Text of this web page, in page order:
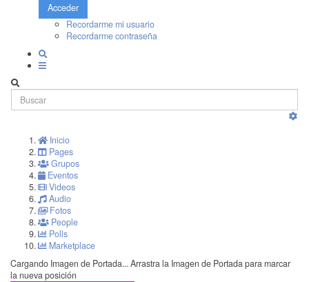
Acceder
Recordarme mi usuario
Recordarme contraseña
Inicio
Pages
Grupos
Eventos
Videos
Audio
Fotos
People
Polls
Marketplace
Cargando Imagen de Portada... Arrastra la Imagen de Portada para marcar
la nueva posición